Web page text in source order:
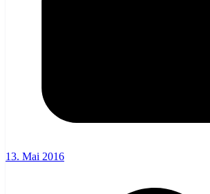
13. Mai 2016